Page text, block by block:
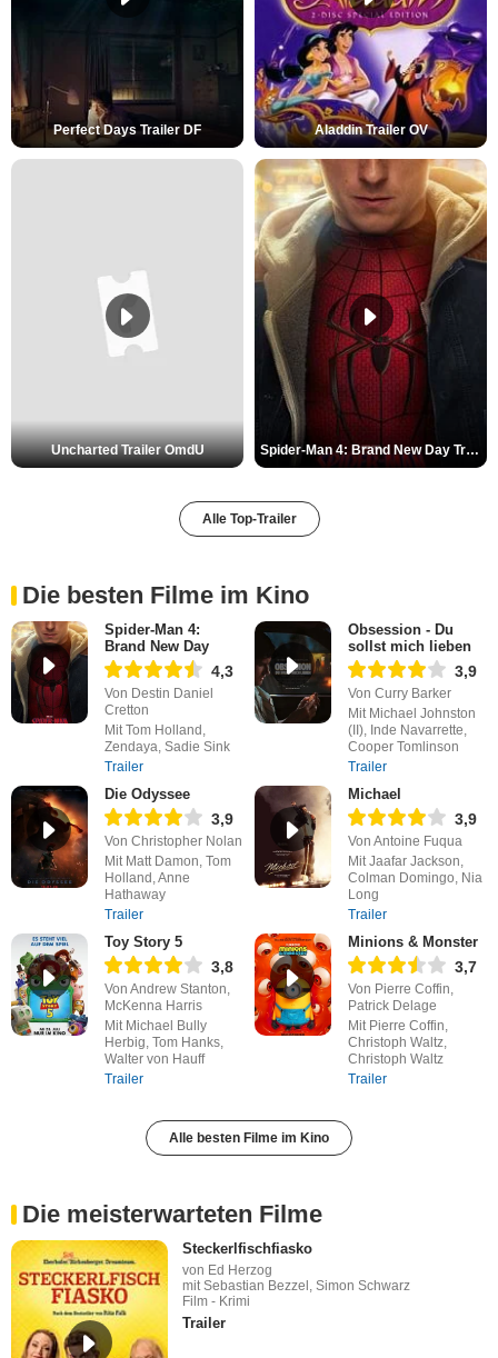
Perfect Days Trailer DF Aladdin Trailer OV
Uncharted Trailer OmdU Spider-Man 4: Brand New Day Trailer (3) DF
Alle Top-Trailer
Die besten Filme im Kino
Spider-Man 4:
Brand New Day
4,3
Von Destin Daniel
Cretton
Mit Tom Holland,
Zendaya, Sadie Sink
Trailer
Obsession - Du
sollst mich lieben
3,9
Von Curry Barker
Mit Michael Johnston
(II), Inde Navarrette,
Cooper Tomlinson
Trailer
Die Odyssee
3,9
Von Christopher Nolan
Mit Matt Damon, Tom
Holland, Anne
Hathaway
Trailer
Michael
3,9
Von Antoine Fuqua
Mit Jaafar Jackson,
Colman Domingo, Nia
Long
Trailer
Toy Story 5
3,8
Von Andrew Stanton,
McKenna Harris
Mit Michael Bully
Herbig, Tom Hanks,
Walter von Hauff
Trailer
Minions & Monster
3,7
Von Pierre Coffin,
Patrick Delage
Mit Pierre Coffin,
Christoph Waltz,
Christoph Waltz
Trailer
Alle besten Filme im Kino
Die meisterwarteten Filme
Steckerlfischfiasko
von Ed Herzog
mit Sebastian Bezzel, Simon Schwarz
Film - Krimi
Trailer